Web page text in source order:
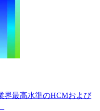
界最高水準のHCMおよび